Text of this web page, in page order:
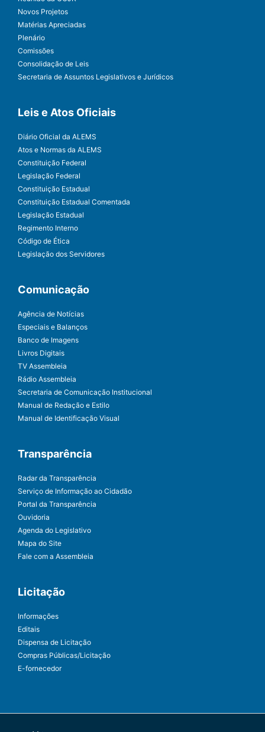
Novos Projetos
Matérias Apreciadas
Plenário
Comissões
Consolidação de Leis
Secretaria de Assuntos Legislativos e Jurídicos
Leis e Atos Oficiais
Diário Oficial da ALEMS
Atos e Normas da ALEMS
Constituição Federal
Legislação Federal
Constituição Estadual
Constituição Estadual Comentada
Legislação Estadual
Regimento Interno
Código de Ética
Legislação dos Servidores
Comunicação
Agência de Notícias
Especiais e Balanços
Banco de Imagens
Livros Digitais
TV Assembleia
Rádio Assembleia
Secretaria de Comunicação Institucional
Manual de Redação e Estilo
Manual de Identificação Visual
Transparência
Radar da Transparência
Serviço de Informação ao Cidadão
Portal da Transparência
Ouvidoria
Agenda do Legislativo
Mapa do Site
Fale com a Assembleia
Licitação
Informações
Editais
Dispensa de Licitação
Compras Públicas/Licitação
E-fornecedor